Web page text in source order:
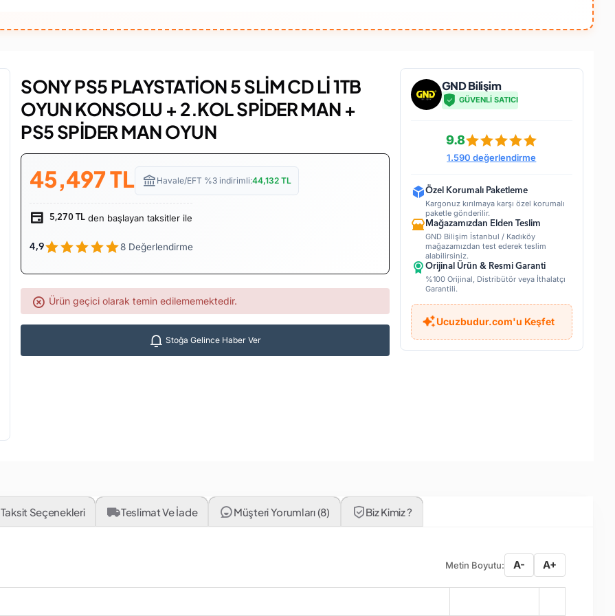
SONY PS5 PLAYSTATİON 5 SLİM CD Lİ 1TB
OYUN KONSOLU + 2.KOL SPİDER MAN +
PS5 SPİDER MAN OYUN
45,497TL Havale/EFT %3 indirimli:44,132 TL
5,270 TL den başlayan taksitler ile
4,9 8 Değerlendirme
Ürün geçici olarak temin edilememektedir.
Stoğa Gelince Haber Ver
GND Bilişim
GÜVENLİ SATICI
9.8
1.590 değerlendirme
Özel Korumalı Paketleme
Kargonuz kırılmaya karşı özel korumalı
paketle gönderilir.
Mağazamızdan Elden Teslim
GND Bilişim İstanbul / Kadıköy
mağazamızdan test ederek teslim
alabilirsiniz.
Orijinal Ürün & Resmi Garanti
%100 Orijinal, Distribütör veya İthalatçı
Garantili.
Ucuzbudur.com'u Keşfet
Taksit Seçenekleri Teslimat Ve İade Müşteri Yorumları (8) Biz Kimiz ?
Metin Boyutu: A- A+